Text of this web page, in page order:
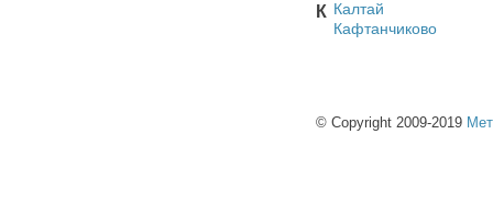
К Калтай
Кафтанчиково
© Copyright 2009-2019